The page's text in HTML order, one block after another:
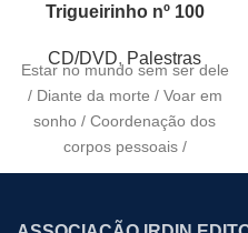
Trigueirinho nº 100
CD/DVD, Palestras
Estar no mundo sem ser dele
/ Diante da morte / Voar em
sonho / Coordenação dos
corpos pessoais /